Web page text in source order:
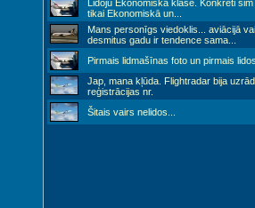
Lidoju Ekonomiskā klasē. Konkrēti
tikai Ekonomiskā un
Mans personīgs viedoklis... aviācijā
desmitus gadu ir tendence sama
Pirmais lidmašīnas foto un pirmais
Jap, mana kļūda. Flightradar bija
reģistrācijas nr.
Šitais vairs nelidos...